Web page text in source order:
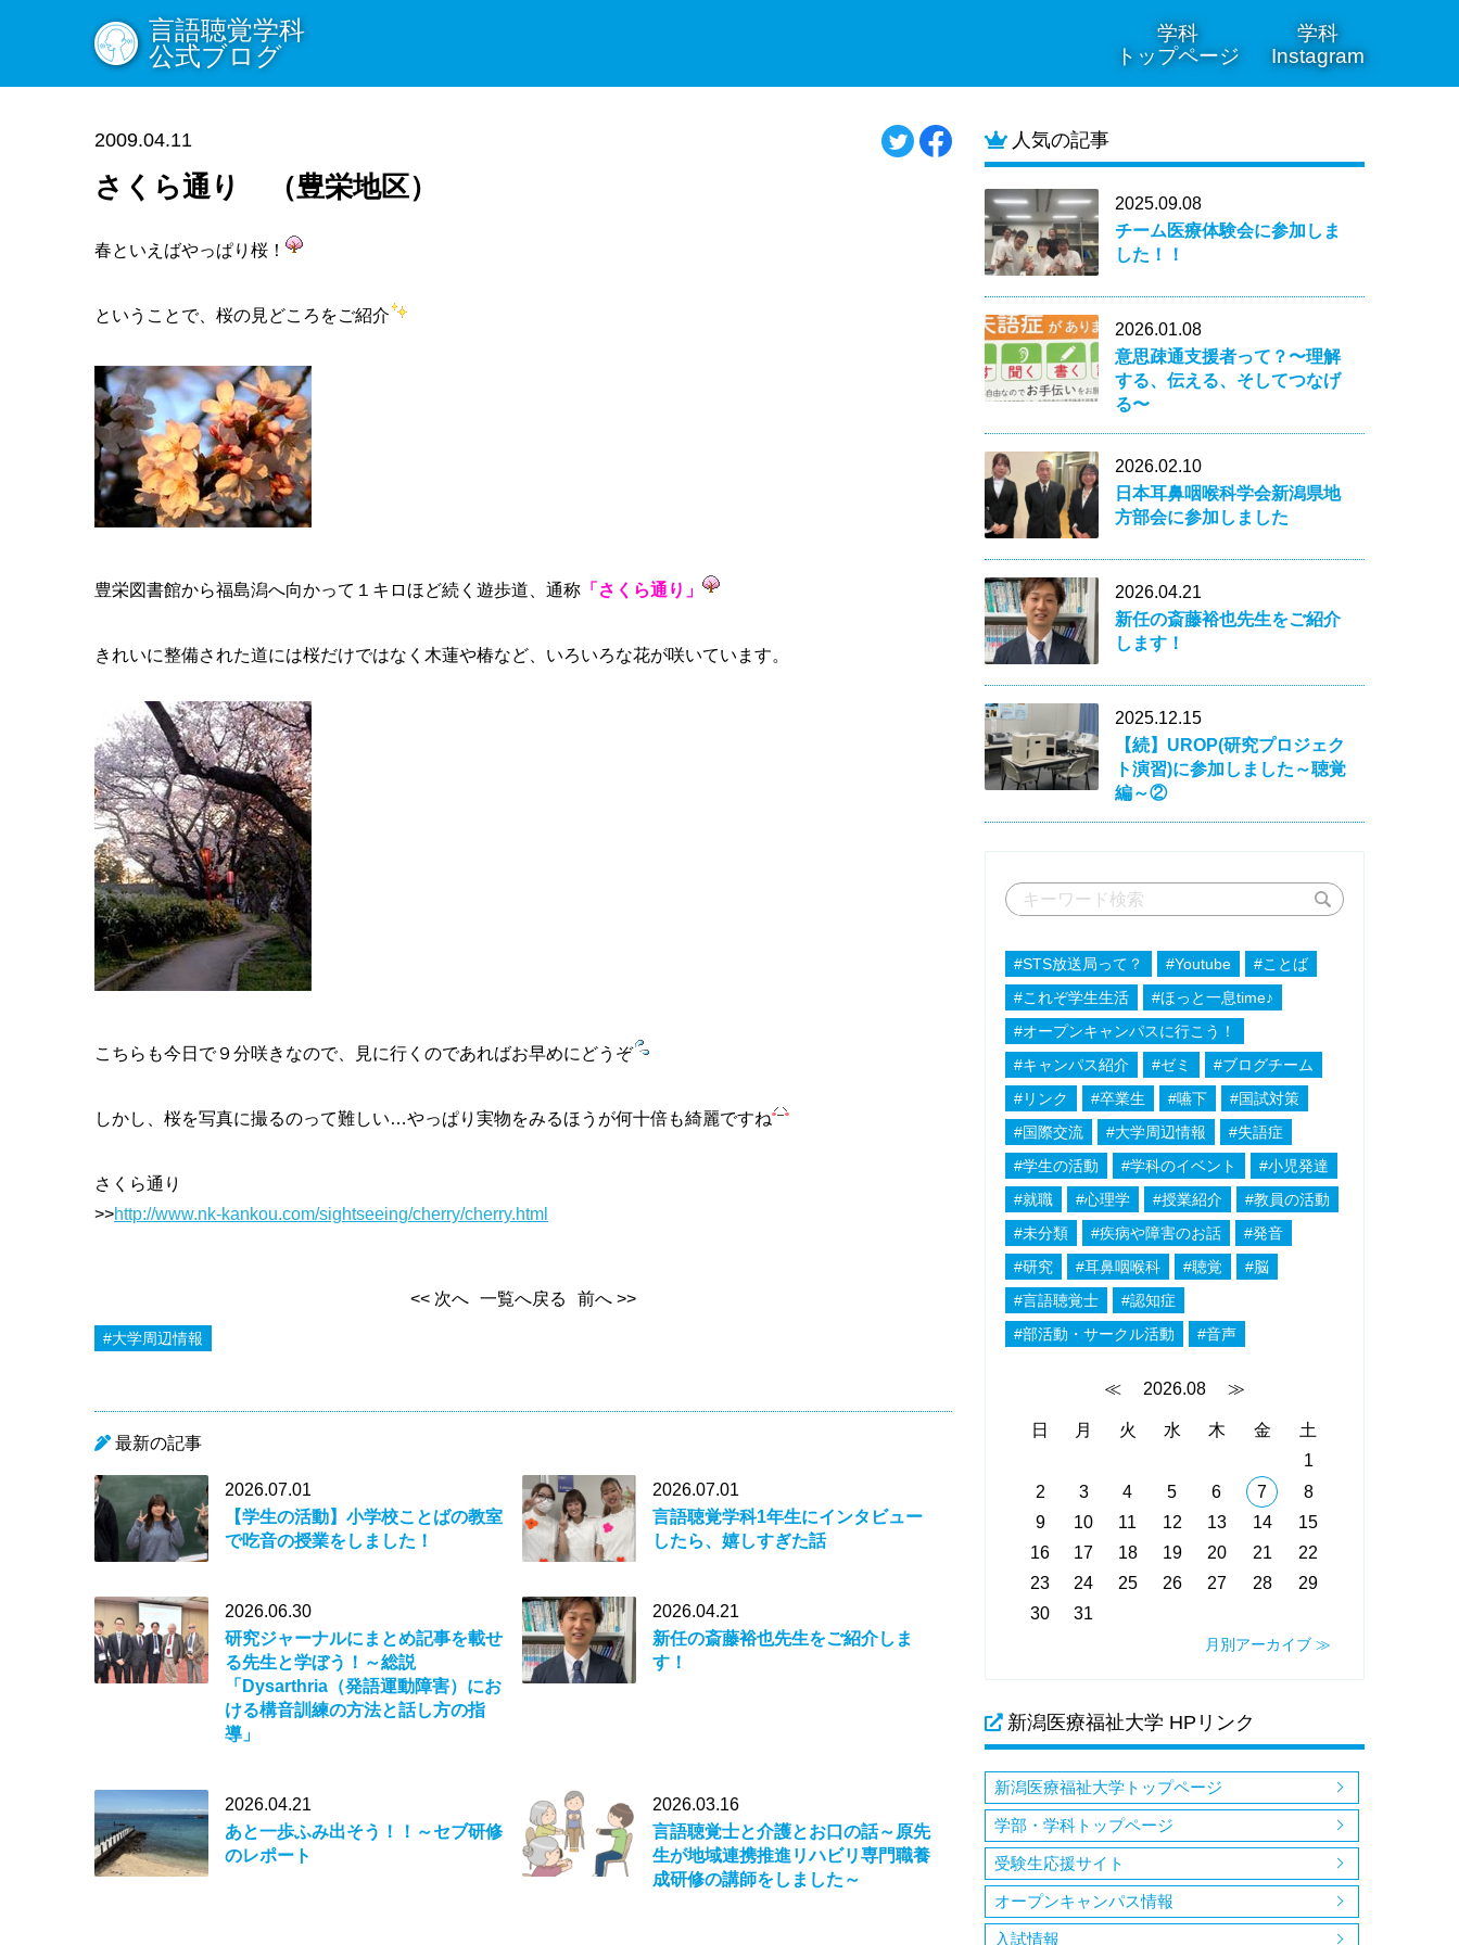
学科
トップページ
学科
Instagram
言語聴覚学科
公式ブログ
2009.04.11
さくら通り （豊栄地区）
春といえばやっぱり桜！
ということで、桜の見どころをご紹介
豊栄図書館から福島潟へ向かって１キロほど続く遊歩道、通称 「さくら通り」
きれいに整備された道には桜だけではなく木蓮や椿など、いろいろな花が咲いています。
こちらも今日で９分咲きなので、見に行くのであればお早めにどうぞ
しかし、桜を写真に撮るのって難しい…やっぱり実物をみるほうが何十倍も綺麗ですね
さくら通り
>>http://www.nk-kankou.com/sightseeing/cherry/cherry.html
<< 次へ 一覧へ戻る 前へ >>
#大学周辺情報
最新の記事
2026.07.01
【学生の活動】小学校ことばの教室
で吃音の授業をしました！
2026.07.01
言語聴覚学科1年生にインタビュー
したら、嬉しすぎた話
2026.06.30
研究ジャーナルにまとめ記事を載せ
る先生と学ぼう！～総説
「Dysarthria（発語運動障害）にお
ける構音訓練の方法と話し方の指
導」
2026.04.21
新任の斎藤裕也先生をご紹介しま
す！
2026.04.21
あと一歩ふみ出そう！！～セブ研修
のレポート
2026.03.16
言語聴覚士と介護とお口の話～原先
生が地域連携推進リハビリ専門職養
成研修の講師をしました～
人気の記事
2025.09.08
チーム医療体験会に参加しま
した！！
2026.01.08
意思疎通支援者って？〜理解
する、伝える、そしてつなげ
る〜
2026.02.10
日本耳鼻咽喉科学会新潟県地
方部会に参加しました
2026.04.21
新任の斎藤裕也先生をご紹介
します！
2025.12.15
【続】UROP(研究プロジェク
ト演習)に参加しました～聴覚
編～②
#STS放送局って？ #Youtube
#ことば
#これぞ学生生活
#ほっと一息time♪
#オープンキャンパスに行こう！
#キャンパス紹介
#ゼミ
#ブログチーム
#リンク
#卒業生 #嚥下
#国試対策
#国際交流
#大学周辺情報
#失語症
#学生の活動
#学科のイベント
#小児発達
#就職
#心理学 #授業紹介
#教員の活動
#未分類
#疾病や障害のお話
#発音
#研究
#耳鼻咽喉科 #聴覚
#脳
#言語聴覚士
#認知症
#部活動・サークル活動
#音声
≪ 2026.08 ≫
日 月 火 水 木 金
土
1
2
3 4 5 6 7
8
9
10 11 12 13 14
15
16
17 18 19 20 21
22
23
24 25 26 27 28
29
30
31
月別アーカイブ ≫
新潟医療福祉大学 HPリンク
新潟医療福祉大学トップページ
学部・学科トップページ
受験生応援サイト
オープンキャンパス情報
入試情報